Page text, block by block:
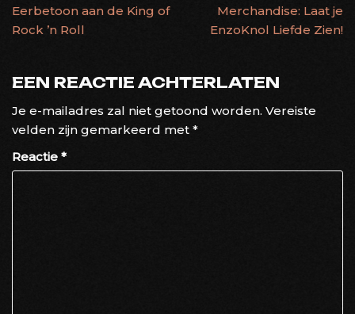
Eerbetoon aan de King of
Rock ’n Roll
Merchandise: Laat je
EnzoKnol Liefde Zien!
EEN REACTIE ACHTERLATEN
Je e-mailadres zal niet getoond worden. Vereiste
velden zijn gemarkeerd met *
Reactie *